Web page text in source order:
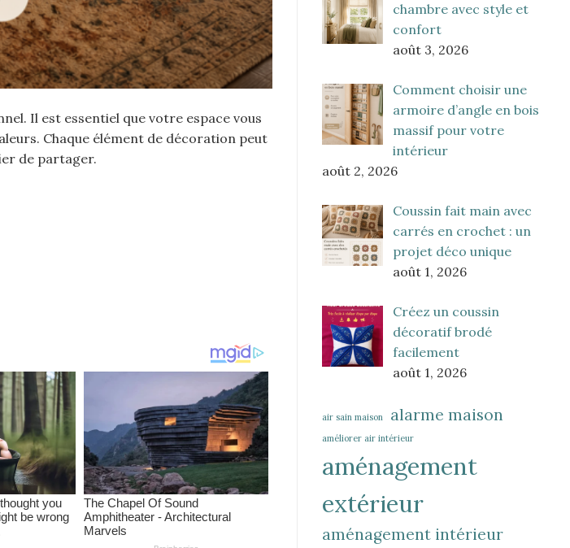
Il est essentiel que votre espace vous
Chaque élément de décoration peut
de partager.
chambre avec style et
confort
août 3, 2026
Comment choisir une
armoire d’angle en bois
massif pour votre
intérieur
août 2, 2026
Coussin fait main avec
carrés en crochet : un
projet déco unique
août 1, 2026
Créez un coussin
décoratif brodé
facilement
août 1, 2026
air sain maison alarme maison
améliorer air intérieur
aménagement
extérieur
aménagement intérieur